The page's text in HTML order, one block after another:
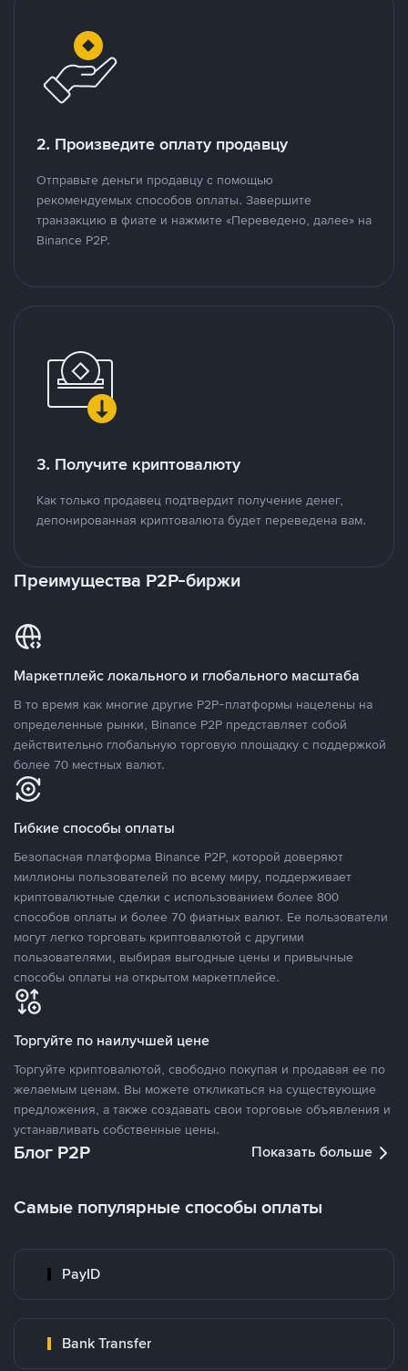
2. Произведите оплату продавцу
Отправьте деньги продавцу с помощью
рекомендуемых способов оплаты. Завершите
транзакцию в фиате и нажмите «Переведено, далее» на
Binance P2P.
3. Получите криптовалюту
Как только продавец подтвердит получение денег,
депонированная криптовалюта будет переведена вам.
Преимущества P2P-биржи
Маркетплейс локального и глобального масштаба
В то время как многие другие P2P-платформы нацелены на
определенные рынки, Binance P2P представляет собой
действительно глобальную торговую площадку с поддержкой
более 70 местных валют.
Гибкие способы оплаты
Безопасная платформа Binance P2P, которой доверяют
миллионы пользователей по всему миру, поддерживает
криптовалютные сделки с использованием более 800
способов оплаты и более 70 фиатных валют. Ее пользователи
могут легко торговать криптовалютой с другими
пользователями, выбирая выгодные цены и привычные
способы оплаты на открытом маркетплейсе.
Торгуйте по наилучшей цене
Торгуйте криптовалютой, свободно покупая и продавая ее по
желаемым ценам. Вы можете откликаться на существующие
предложения, а также создавать свои торговые объявления и
устанавливать собственные цены.
Блог P2P Показать больше
Самые популярные способы оплаты
PayID
Bank Transfer